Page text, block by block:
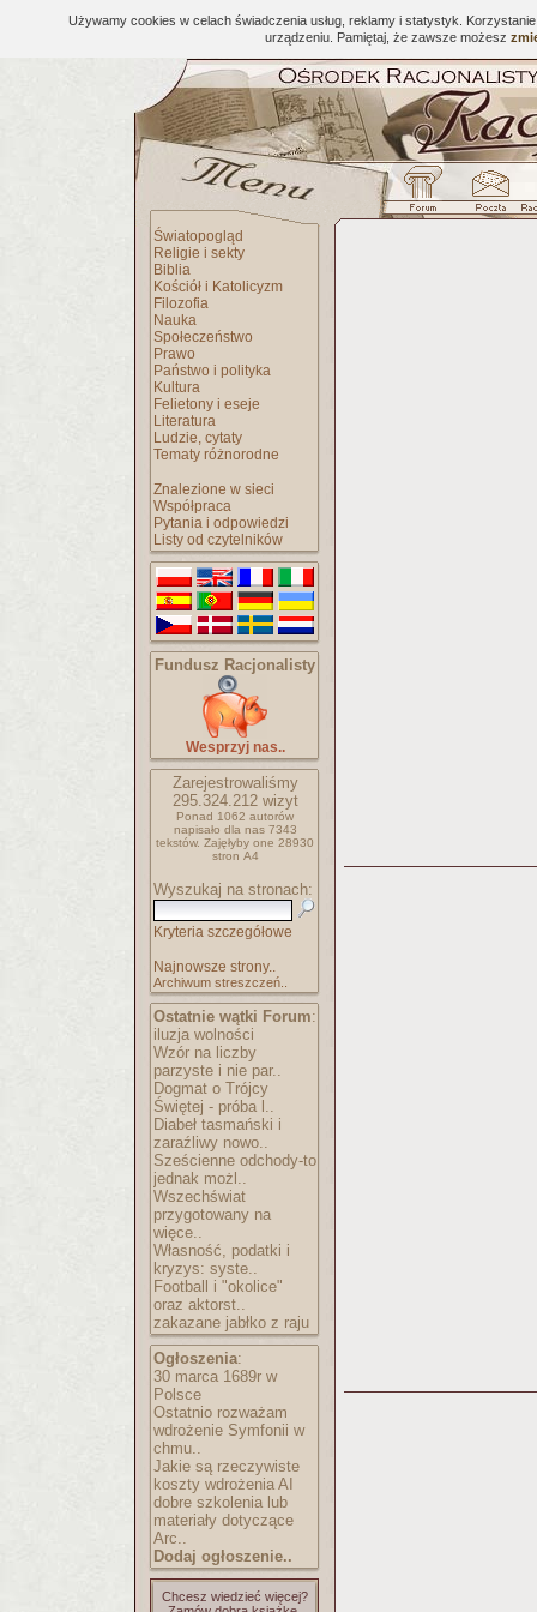
Używamy cookies w celach świadczenia usług, reklamy i statystyk.
urządzeniu. Pamiętaj, że zawsze możesz
Światopogląd
Religie i sekty
Biblia
Kościół i Katolicyzm
Filozofia
Nauka
Społeczeństwo
Prawo
Państwo i polityka
Kultura
Felietony i eseje
Literatura
Ludzie, cytaty
Tematy różnorodne
Znalezione w sieci
Współpraca
Pytania i odpowiedzi
Listy od czytelników
Fundusz Racjonalisty
Wesprzyj nas..
Zarejestrowaliśmy
295.324.212wizyt
Ponad 1062 autorów
napisało dla nas 7343
tekstów. Zajęłyby one 28930
stron A4
Wyszukaj na stronach:
Kryteria szczegółowe
Najnowsze strony..
Archiwum streszczeń..
Ostatnie wątki Forum:
iluzja wolności
Wzór na liczby
parzyste i nie par..
Dogmat o Trójcy
Świętej - próba l..
Diabeł tasmański i
zaraźliwy nowo..
Sześcienne odchody-to
jednak możl..
Wszechświat
przygotowany na
więce..
Własność, podatki i
kryzys: syste..
Football i "okolice"
oraz aktorst..
zakazane jabłko z raju
Ogłoszenia:
30 marca 1689r w
Polsce
Ostatnio rozważam
wdrożenie Symfonii w
chmu..
Jakie są rzeczywiste
koszty wdrożenia AI
dobre szkolenia lub
materiały dotyczące
Arc..
Dodaj ogłoszenie..
Chcesz wiedzieć więcej?